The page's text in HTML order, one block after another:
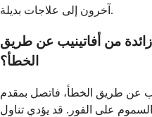
آخرون إلى علاجات بديلة.
من أفاتينيب عن طريق
الخطأ؟
عن طريق الخطأ، فاتصل بمقدم
على الفور. قد يؤدي تناول